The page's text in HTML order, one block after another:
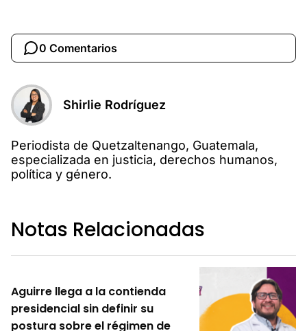
0 Comentarios
Shirlie Rodríguez
Periodista de Quetzaltenango, Guatemala,
especializada en justicia, derechos humanos,
política y género.
Notas Relacionadas
Aguirre llega a la contienda
presidencial sin definir su
postura sobre el régimen de